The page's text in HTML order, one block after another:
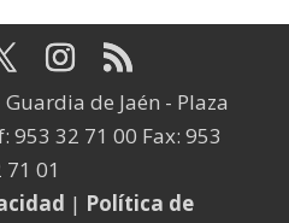
de Jaén - Plaza
953 32 71 00 Fax: 953
71 01
| Política de